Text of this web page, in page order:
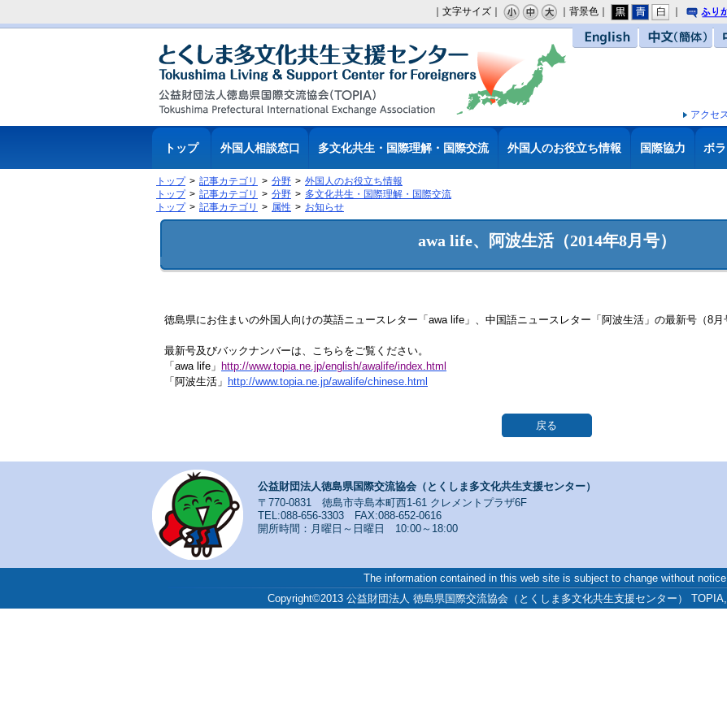
｜文字サイズ｜ ｜背景色｜
り
アクセ
トップ 外国人相談窓口 多文化共生・国際理解・国際交流 外国人のお役立ち情報 国際協力 ボ
トップ 記事カテゴリ 分野
外国人のお役立ち情報
トップ
記事カテゴリ 分野
多文化共生・国際理解・国際交流
トップ
記事カテゴリ 属性 お知らせ
awa life、阿波生活（2014年8月号）
徳島県にお住まいの外国人向けの英語ニュースレター「awa life」、中国語ニュースレター「阿波生活」の最新号（8月
最新号及びバックナンバーは、こちらをご覧ください。
「awa life」 http://www.topia.ne.jp/english/awalife/index.html
「阿波生活」 http://www.topia.ne.jp/awalife/chinese.html
戻る
公益財団法人徳島県国際交流協会（とくしま多文化共生支援センター）
〒770-0831 徳島市寺島本町西1-61 クレメントプラザ6F
TEL:088-656-3303 FAX:088-652-0616
開所時間：月曜日～日曜日 10:00～18:00
The information contained in this web site is subject to change without
Copyright©2013 公益財団法人 徳島県国際交流協会（とくしま多文化共生支援センター）